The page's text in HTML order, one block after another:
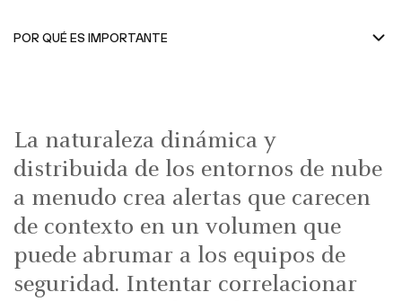
La naturaleza dinámica y
distribuida de los entornos de nube
a menudo crea alertas que carecen
de contexto en un volumen que
puede abrumar a los equipos de
seguridad. Intentar correlacionar